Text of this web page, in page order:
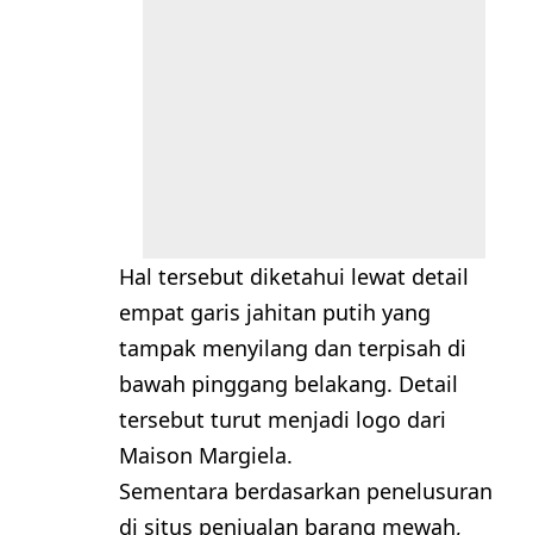
Hal tersebut diketahui lewat detail
empat garis jahitan putih yang
tampak menyilang dan terpisah di
bawah pinggang belakang. Detail
tersebut turut menjadi logo dari
Maison Margiela.
Sementara berdasarkan penelusuran
di situs penjualan barang mewah,